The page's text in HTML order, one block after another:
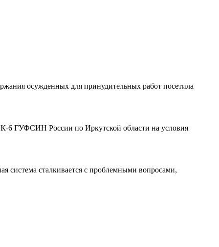
осужденных для принудительных работ посетила
6 ГУФСИН России по Иркутской области на условия
система сталкивается с проблемными вопросами,